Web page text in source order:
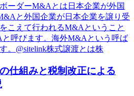
ーダーM&Aとは日本企業が外国
と外国企業が日本企業を譲り受
こえて行われるM&Aということ
呼びます。海外M&Aという呼ば
。@sitelink株式譲渡とは株
仕組みと税制改正による